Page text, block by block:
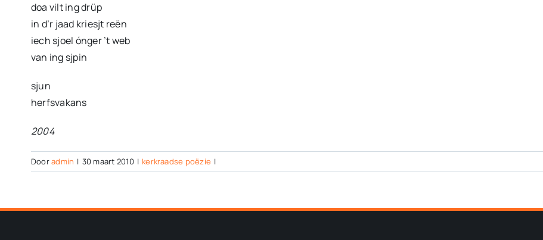
doa vilt ing drüp
in d’r jaad kriesjt reën
iech sjoel ónger ’t web
van ing sjpin
sjun
herfsvakans
2004
Dooradmin | 30 maart 2010 | kerkraadse poëzie |